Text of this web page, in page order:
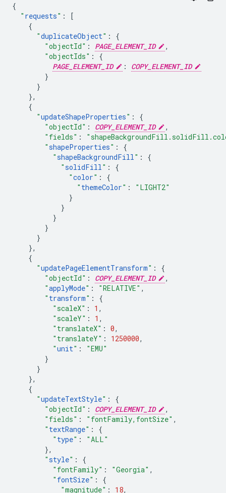
{
" requests" :
[
{
"duplicateObject" :
{
"objectId" : PAGE_ELEMENT_ID
,
"objectIds" :
{
PAGE_ELEMENT_ID
:
COPY_ELEMENT_ID
}
}
},
{
"updateShapeProperties" :
{
"objectId" : COPY_ELEMENT_ID
,
"fields" :
"shapeProperties" :
{
"shapeBackgroundFill" :
{
"solidFill" :
{
"color" :
{
" themeColor" :
"LIGHT2"
}
}
}
}
}
},
{
"updatePageElementTransform" :
{
"objectId" : COPY_ELEMENT_ID
,
"applyMode" : "RELATIVE" ,
" transform" :
{
"scaleX" : 1 ,
"scaleY" : 1 ,
"translateX" : 0,
"translateY" : 1250000,
"unit" :
"EMU"
}
}
},
{
"updateTextStyle" :
{
"objectId" : COPY_ELEMENT_ID
,
"fields" : "fontFamily,fontSize" ,
" textRange" :
{
" type" :
"ALL"
},
"style" :
{
"fontFamily" : "Georgia" ,
" fontSize" :
{
"magnitude" : 18,